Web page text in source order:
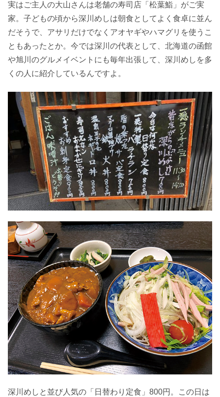
実はご主人の大山さんは老舗の寿司店「松葉鮨」がご実
家。子どもの頃から深川めしは朝食としてよく食卓に並ん
だそうで、アサリだけでなくアオヤギやハマグリを使うこ
ともあったとか。今では深川の代表として、北海道の函館
や旭川のグルメイベントにも毎年出張して、深川めしを多
くの人に紹介しているんですよ。
深川めしと並び人気の「日替わり定食」800円。この日は